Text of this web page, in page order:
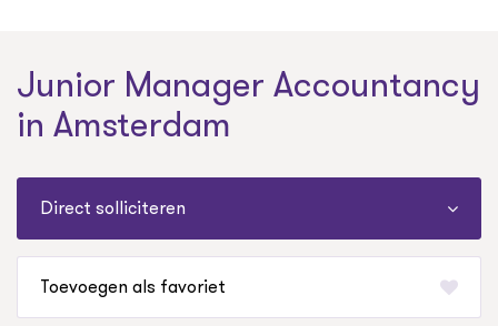
Junior Manager Accountancy
in Amsterdam
Direct solliciteren
favoriet